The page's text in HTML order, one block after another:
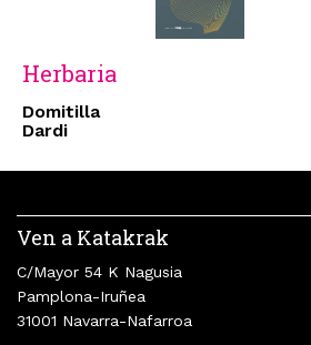
Herbaria
Domitilla
Dardi
Ven a Katakrak
C/Mayor 54 K Nagusia
Pamplona-Iruñea
31001 Navarra-Nafarroa